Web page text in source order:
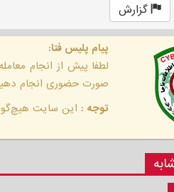
گزارش
پیام پلیس فتا:
لطفا پیش از انجام
صورت حضوری انجام
توجه : این سایت